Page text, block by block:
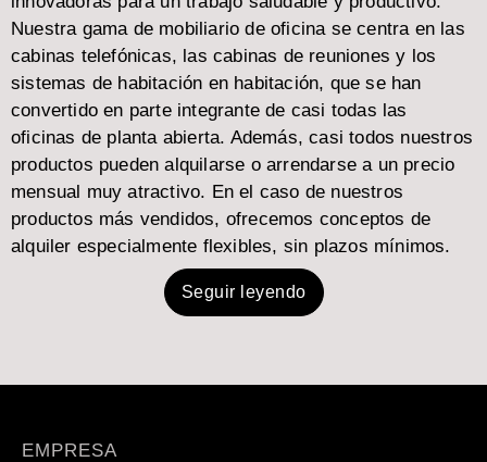
Nuestra gama de mobiliario de oficina se centra en las
cabinas telefónicas, las cabinas de reuniones y los
sistemas de habitación en habitación, que se han
convertido en parte integrante de casi todas las
oficinas de planta abierta. Además, casi todos nuestros
productos pueden alquilarse o arrendarse a un precio
mensual muy atractivo. En el caso de nuestros
productos más vendidos, ofrecemos conceptos de
alquiler especialmente flexibles, sin plazos mínimos.
Seguir leyendo
EMPRESA